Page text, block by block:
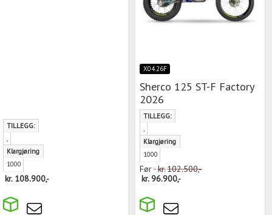
TILLEGG:
Klargjøring
1000
kr. 108.900,-
X04.26F
Sherco 125 ST-F Factory
2026
TILLEGG:
Klargjøring
1000
Før kr.102.500,-
kr.96.900,-